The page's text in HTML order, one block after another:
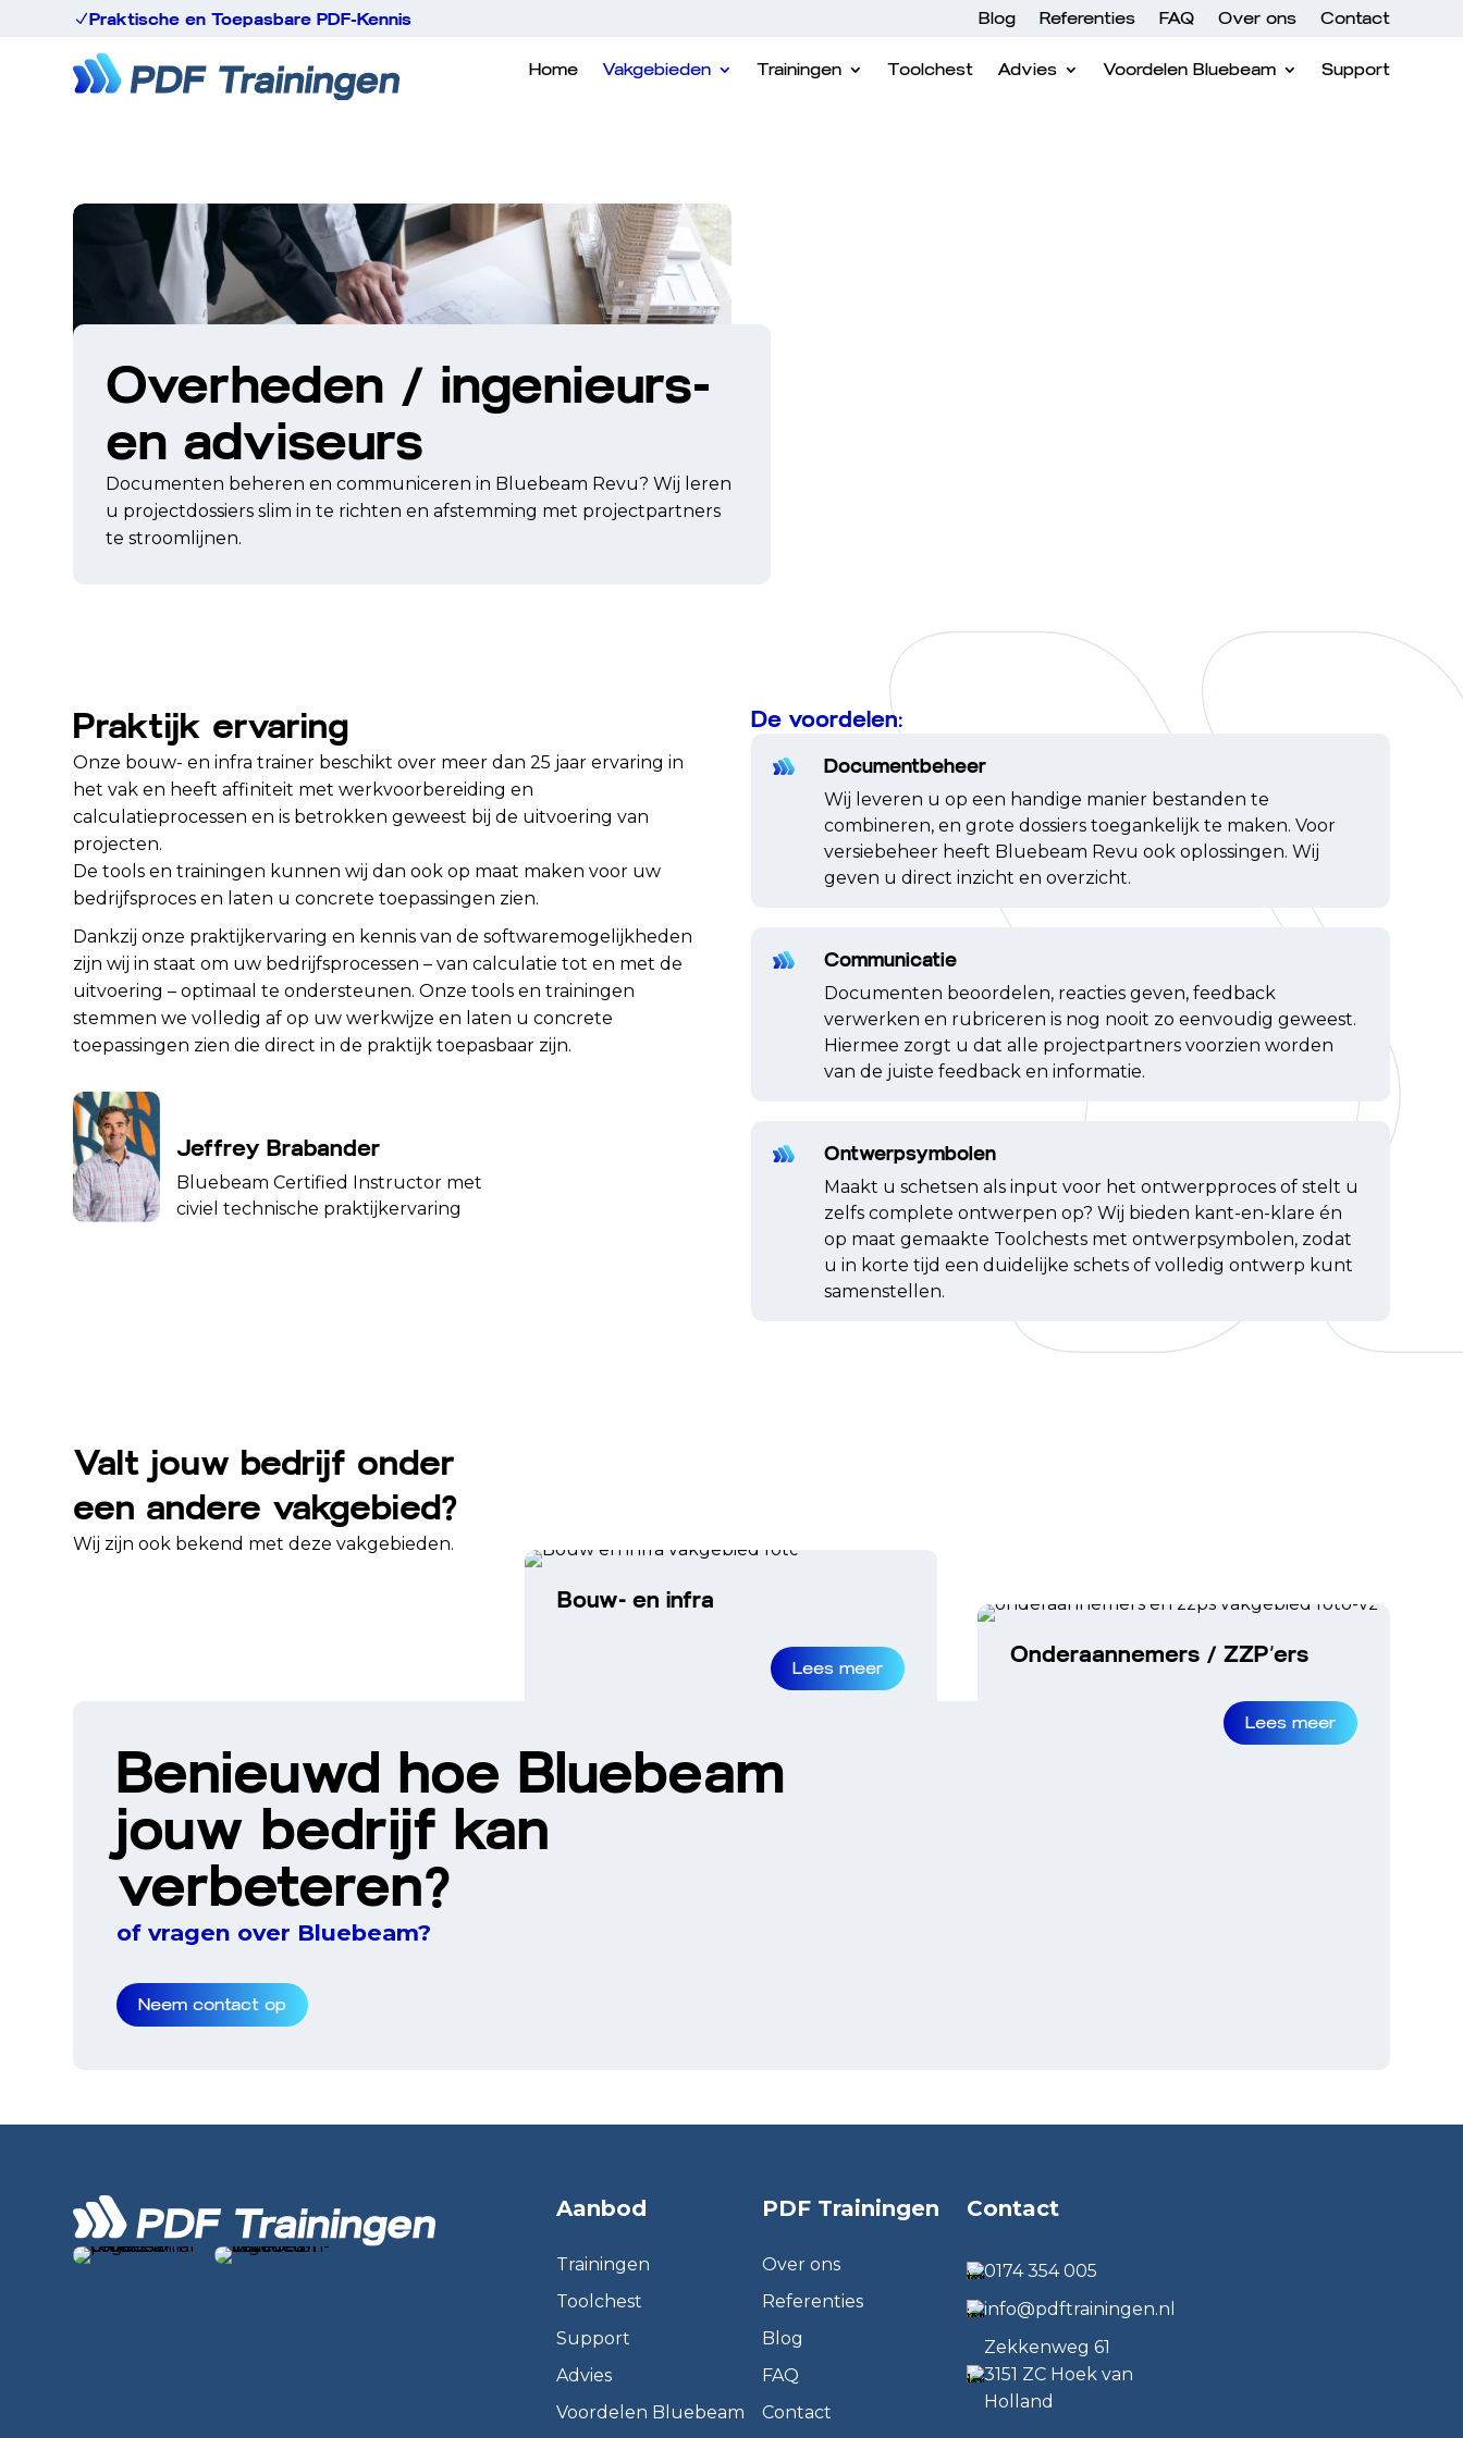
NPraktische en Toepasbare PDF-Kennis Blog Referenties FAQ Over ons Contact
Home Vakgebieden Trainingen Toolchest Advies Voordelen Bluebeam Support
Overheden / ingenieurs-
en adviseurs
Documenten beheren en communiceren in Bluebeam Revu? Wij leren
u projectdossiers slim in te richten en afstemming met projectpartners
te stroomlijnen.
Praktijk ervaring
Onze bouw- en infra trainer beschikt over meer dan 25 jaar ervaring in
het vak en heeft affiniteit met werkvoorbereiding en
calculatieprocessen en is betrokken geweest bij de uitvoering van
projecten.
De tools en trainingen kunnen wij dan ook op maat maken voor uw
bedrijfsproces en laten u concrete toepassingen zien.
Dankzij onze praktijkervaring en kennis van de softwaremogelijkheden
zijn wij in staat om uw bedrijfsprocessen – van calculatie tot en met de
uitvoering – optimaal te ondersteunen. Onze tools en trainingen
stemmen we volledig af op uw werkwijze en laten u concrete
toepassingen zien die direct in de praktijk toepasbaar zijn.
Jeffrey Brabander
Bluebeam Certified Instructor met
civiel technische praktijkervaring
De voordelen:
Documentbeheer
Wij leveren u op een handige manier bestanden te
combineren, en grote dossiers toegankelijk te maken. Voor
versiebeheer heeft Bluebeam Revu ook oplossingen. Wij
geven u direct inzicht en overzicht.
Communicatie
Documenten beoordelen, reacties geven, feedback
verwerken en rubriceren is nog nooit zo eenvoudig geweest.
Hiermee zorgt u dat alle projectpartners voorzien worden
van de juiste feedback en informatie.
Ontwerpsymbolen
Maakt u schetsen als input voor het ontwerpproces of stelt u
zelfs complete ontwerpen op? Wij bieden kant-en-klare én
op maat gemaakte Toolchests met ontwerpsymbolen, zodat
u in korte tijd een duidelijke schets of volledig ontwerp kunt
samenstellen.
Valt jouw bedrijf onder
een andere vakgebied?
Wij zijn ook bekend met deze vakgebieden.
Bouw- en infra
Lees meer
Onderaannemers / ZZP’ers
Lees meer
Benieuwd hoe Bluebeam
jouw bedrijf kan
verbeteren?
of vragen over Bluebeam?
Neem contact op
Aanbod
Trainingen
Toolchest
Support
Advies
Voordelen Bluebeam
PDF Trainingen
Over ons
Referenties
Blog
FAQ
Contact
Contact
0174 354 005
info@pdftrainingen.nl
Zekkenweg 61
3151 ZC Hoek van
Holland